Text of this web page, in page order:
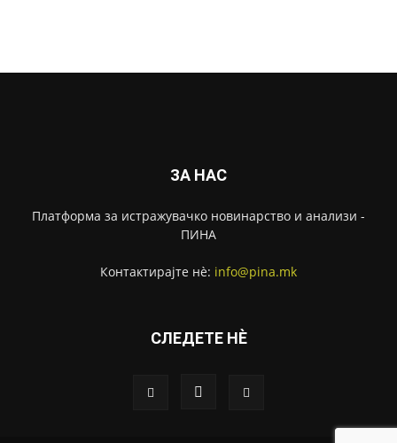
ЗА НАС
Платформа за истражувачко новинарство и анализи -
ПИНА
Контактирајте нѐ: info@pina.mk
СЛЕДЕТЕ НЀ